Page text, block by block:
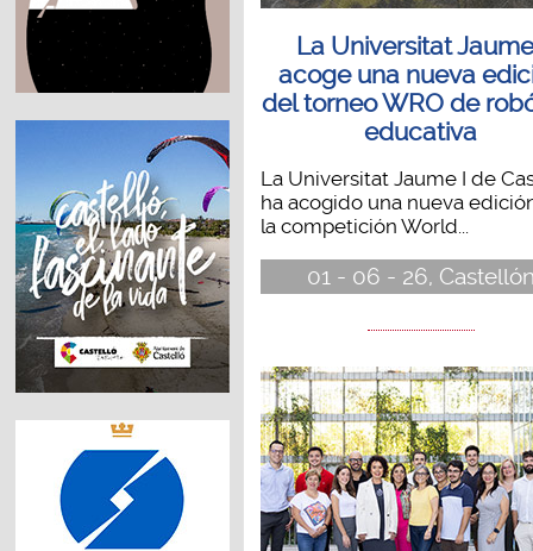
La Universitat
acoge una nueva
del torneo WRO de
educativa
La Universitat Jaume I de
ha acogido una nueva
la competición World...
01 - 06 - 26,